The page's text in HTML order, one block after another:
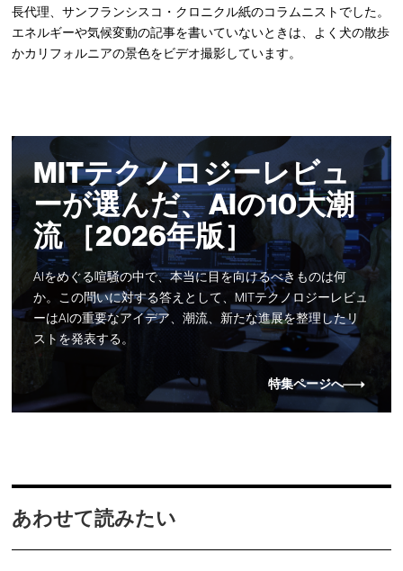
長代理、サンフランシスコ・クロニクル紙のコラムニストでした。
エネルギーや気候変動の記事を書いていないときは、よく犬の散歩
かカリフォルニアの景色をビデオ撮影しています。
MITテクノロジーレビュ
ーが選んだ、AIの10大潮
流 ［2026年版］
AIをめぐる喧騒の中で、本当に目を向けるべきものは何
か。この問いに対する答えとして、MITテクノロジーレビュ
ーはAIの重要なアイデア、潮流、新たな進展を整理したリ
ストを発表する。
特集ページへ
あわせて読みたい